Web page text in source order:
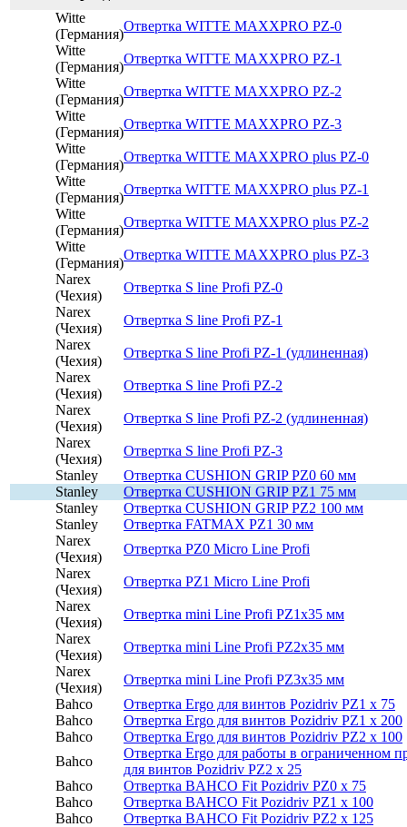
Witte
(Германия)
Отвертка WITTE MAXXPRO PZ-0
Witte
(Германия)
Отвертка WITTE MAXXPRO PZ-1
Witte
(Германия)
Отвертка WITTE MAXXPRO PZ-2
Witte
(Германия)
Отвертка WITTE MAXXPRO PZ-3
Witte
(Германия)
Отвертка WITTE MAXXPRO plus PZ-0
Witte
(Германия)
Отвертка WITTE MAXXPRO plus PZ-1
Witte
(Германия)
Отвертка WITTE MAXXPRO plus PZ-2
Witte
(Германия)
Отвертка WITTE MAXXPRO plus PZ-3
Narex
(Чехия)
Отвертка S line Profi РZ-0
Narex
(Чехия)
Отвертка S line Profi РZ-1
Narex
(Чехия)
Отвертка S line Profi РZ-1 (удлиненная)
Narex
(Чехия)
Отвертка S line Profi РZ-2
Narex
(Чехия)
Отвертка S line Profi РZ-2 (удлиненная)
Narex
(Чехия)
Отвертка S line Profi РZ-3
Stanley
Отвертка CUSHION GRIP PZ0 60 мм
Stanley
Отвертка CUSHION GRIP PZ1 75 мм
Stanley
Отвертка CUSHION GRIP PZ2 100 мм
Stanley
Отвертка FATMAX PZ1 30 мм
Narex
(Чехия)
Отвертка PZ0 Micro Line Profi
Narex
(Чехия)
Отвертка PZ1 Micro Line Profi
Narex
(Чехия)
Отвертка mini Line Profi PZ1х35 мм
Narex
(Чехия)
Отвертка mini Line Profi PZ2х35 мм
Narex
(Чехия)
Отвертка mini Line Profi PZ3х35 мм
Bahco
Отвертка Ergo для винтов Pozidriv PZ1 x 75
Bahco
Отвертка Ergo для винтов Pozidriv PZ1 x 200
Bahco
Отвертка Ergo для винтов Pozidriv PZ2 x 100
Bahco
Отвертка Ergo для работы в ограниченном
для винтов Pozidriv PZ2 x 25
Bahco
Отвертка BAHCO Fit Pozidriv PZ0 x 75
Bahco
Отвертка BAHCO Fit Pozidriv PZ1 x 100
Bahco
Отвертка BAHCO Fit Pozidriv PZ2 x 125